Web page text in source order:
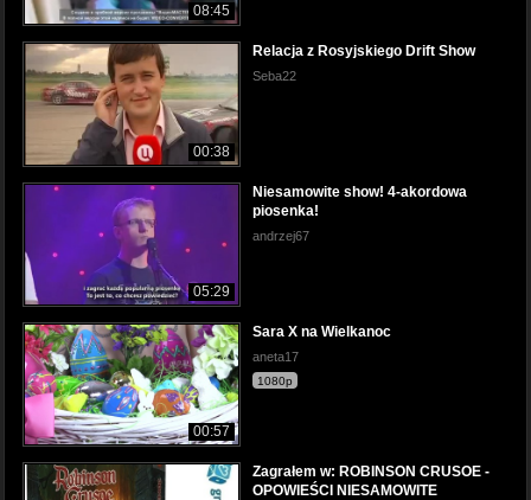
08:45
00:38
Relacja z Rosyjskiego Drift Show
Seba22
05:29
Niesamowite show! 4-akordowa
piosenka!
andrzej67
00:57
Sara X na Wielkanoc
aneta17
1080p
Zagrałem w: ROBINSON CRUSOE -
OPOWIEŚCI NIESAMOWITE